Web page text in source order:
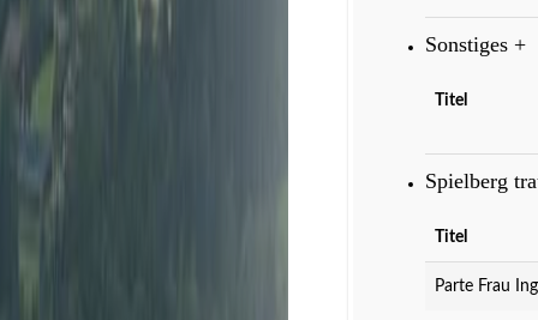
Sonstiges +
Titel
Spielberg
Titel
Parte Frau